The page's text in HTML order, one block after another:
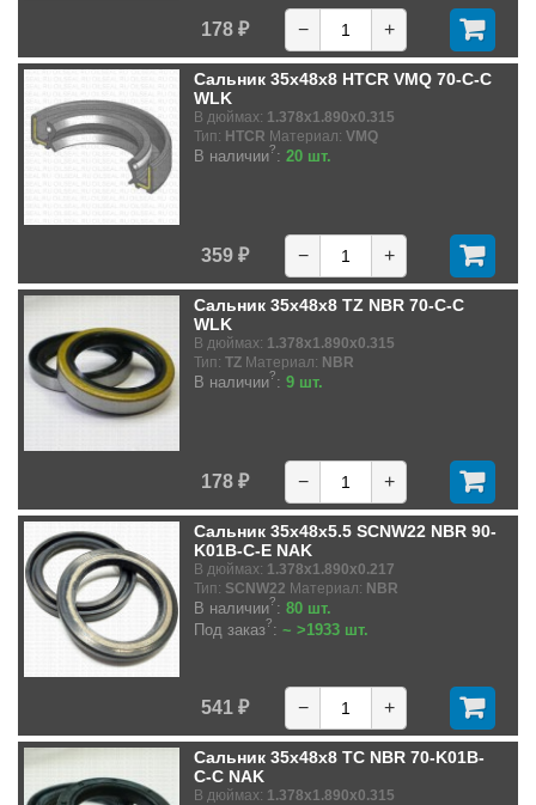
178 ₽ − +
Сальник 35x48x8 HTCR VMQ 70-C-C
WLK
В дюймах: 1.378x1.890x0.315
Тип: HTCR Материал: VMQ
В наличии?: 20 шт.
359 ₽ − +
Сальник 35x48x8 TZ NBR 70-C-C
WLK
В дюймах: 1.378x1.890x0.315
Тип: TZ Материал: NBR
В наличии?: 9 шт.
178 ₽ − +
Сальник 35x48x5.5 SCNW22 NBR 90-
K01B-C-E NAK
В дюймах: 1.378x1.890x0.217
Тип: SCNW22 Материал: NBR
В наличии?: 80 шт.
Под заказ?: ~ >1933 шт.
541 ₽ − +
Сальник 35x48x8 TC NBR 70-K01B-
C-C NAK
В дюймах: 1.378x1.890x0.315